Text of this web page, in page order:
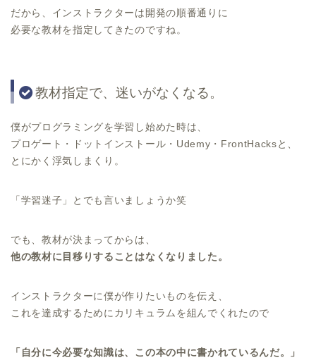
だから、インストラクターは開発の順番通りに
必要な教材を指定してきたのですね。
教材指定で、迷いがなくなる。
僕がプログラミングを学習し始めた時は、
プロゲート・ドットインストール・Udemy・FrontHacksと、
とにかく浮気しまくり。
「学習迷子」とでも言いましょうか笑
でも、教材が決まってからは、
他の教材に目移りすることはなくなりました。
インストラクターに僕が作りたいものを伝え、
これを達成するためにカリキュラムを組んでくれたので
「自分に今必要な知識は、この本の中に書かれているんだ。」